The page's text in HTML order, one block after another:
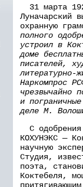
31 марта
Луначарский
охранную
полного
устроил в
доме
писателей,
литературно-
Наркомпрос
чрезвычайно
и
деле М.
С одобрения
КОХУНЭКС —
научную
Студия,
поэта,
Коктебеля,